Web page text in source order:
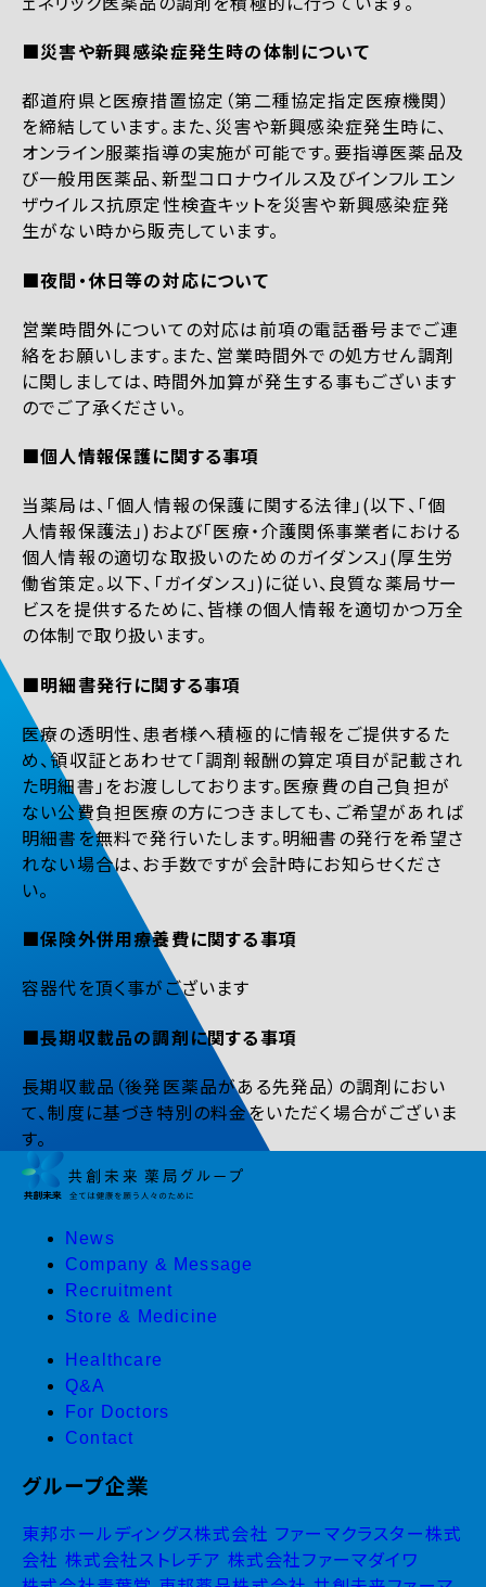
■災害や新興感染症発生時の体制について
都道府県と医療措置協定（第二種協定指定医療機関）
を締結しています。また、災害や新興感染症発生時に、
オンライン服薬指導の実施が可能です。要指導医薬品及
び一般用医薬品、新型コロナウイルス及びインフルエン
ザウイルス抗原定性検査キットを災害や新興感染症発
生がない時から販売しています。
■夜間・休日等の対応について
営業時間外についての対応は前項の電話番号までご連
絡をお願いします。また、営業時間外での処方せん調剤
に関しましては、時間外加算が発生する事もございます
のでご了承ください。
■個人情報保護に関する事項
当薬局は、「個人情報の保護に関する法律」(以下、「個
人情報保護法」)および「医療・介護関係事業者における
個人情報の適切な取扱いのためのガイダンス」(厚生労
働省策定。以下、「ガイダンス」)に従い、良質な薬局サー
ビスを提供するために、皆様の個人情報を適切かつ万全
の体制で取り扱います。
■明細書発行に関する事項
医療の透明性、患者様へ積極的に情報をご提供するた
め、領収証とあわせて「調剤報酬の算定項目が記載され
た明細書」をお渡ししております。医療費の自己負担が
ない公費負担医療の方につきましても、ご希望があれば
明細書を無料で発行いたします。明細書の発行を希望さ
れない場合は、お手数ですが会計時にお知らせくださ
い。
■保険外併用療養費に関する事項
容器代を頂く事がございます
■長期収載品の調剤に関する事項
長期収載品（後発医薬品がある先発品）の調剤におい
て、制度に基づき特別の料金をいただく場合がございま
す。
News
Company & Message
Recruitment
Store & Medicine
Healthcare
Q&A
For Doctors
Contact
グループ企業
東邦ホールディングス株式会社 ファーマクラスター株式
会社 株式会社ストレチア 株式会社ファーマダイワ